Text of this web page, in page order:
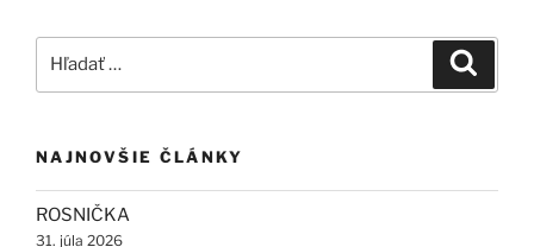
NAJNOVŠIE ČLÁNKY
ROSNIČKA
31. júla 2026